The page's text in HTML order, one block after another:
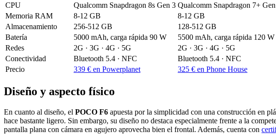
CPU
Qualcomm Snapdragon 8s Gen 3 Qualcomm Snapdragon 7+
Memoria RAM
8-12 GB
8-12 GB
Almacenamiento
256-512 GB
128-512 GB
Batería
5000 mAh, carga rápida 90 W
5500 mAh, carga rápida 120 W
Redes
2G · 3G · 4G · 5G
2G · 3G · 4G · 5G
Conectividad
Bluetooth 5.4 · NFC
Bluetooth 5.4 · NFC
Precio
339 € en Powerplanet 325 € en Phone House
Diseño y aspecto físico
En cuanto al diseño, el POCO F6 apuesta por la simplicidad con una construcción en
hace bastante ligero. Sin embargo, su diseño no destaca especialmente frente a la
pantalla plana con cámara en agujero aprovecha bien el frontal. Además, cuenta con